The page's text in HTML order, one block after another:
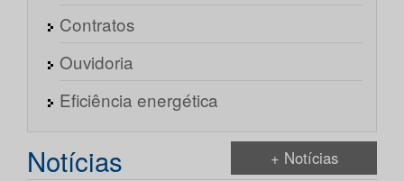
Contratos
Ouvidoria
Eficiência energética
Notícias + Notícias